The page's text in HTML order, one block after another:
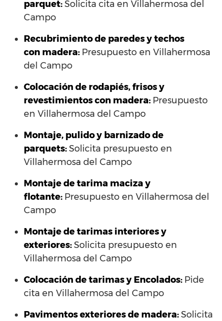
parquet:Solicita cita en Villahermosa del
Campo
Recubrimiento de paredes y techos
con madera: Presupuesto en Villahermosa
del Campo
Colocación de rodapiés, frisos y
revestimientos con madera: Presupuesto
en Villahermosa del Campo
Montaje, pulido y barnizado de
parquets:Solicita presupuesto en
Villahermosa del Campo
Montaje de tarima maciza y
flotante: Presupuesto en Villahermosa del
Campo
Montaje de tarimas interiores y
exteriores:Solicita presupuesto en
Villahermosa del Campo
Colocación de tarimas y Encolados: Pide
cita en Villahermosa del Campo
Pavimentos exteriores de madera:Solicita